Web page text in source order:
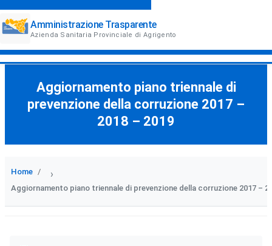
Amministrazione Trasparente
Azienda Sanitaria Provinciale di Agrigento
Aggiornamento piano triennale di
prevenzione della corruzione 2017 –
2018 – 2019
Home ›
Aggiornamento piano triennale di prevenzione della corruzione 2017 –